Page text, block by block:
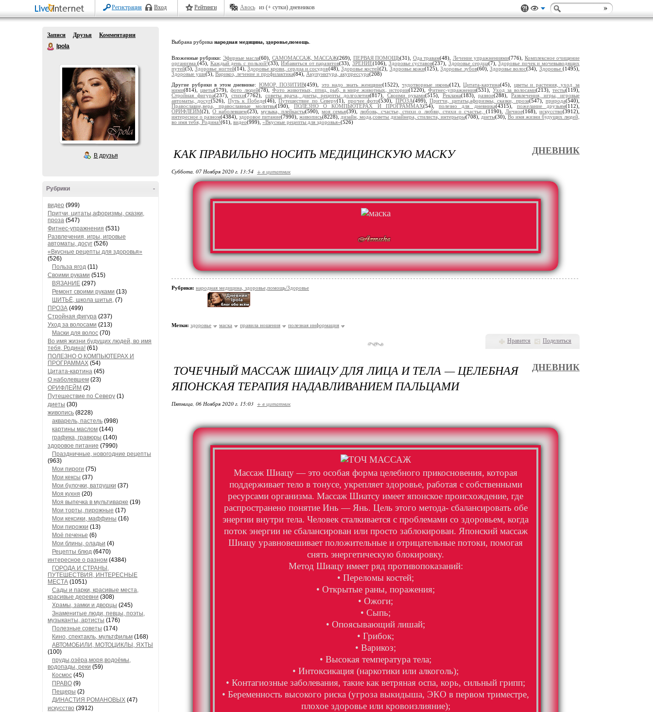
Регистрация Вход Рейтинги Авось из (+ сутки) дневников
Записи Друзья
Комментарии
Ipola
В друзья
-
Рубрики
видео (999)
Притчи, цитаты,афоризмы, сказки,
проза (547)
Фитнес-упражнения (531)
Развлечения, игры, игровые
автоматы, досуг (526)
«Вкусные рецепты для здоровья»
(526)
Польза ягод (11)
Своими руками (515)
ВЯЗАНИЕ (297)
Ремонт своими руками (13)
ШИТЬЁ, школа шитья, (7)
ПРОЗА (499)
Стройная фигура (237)
Уход за волосами (213)
Маски для волос (70)
Во имя жизни будущих людей, во имя
тебя, Родина! (61)
ПОЛЕЗНО О КОМПЬЮТЕРАХ И
ПРОГРАММАХ (54)
Цитата-картина (45)
О наболевшем (23)
ОРИФЛЕЙМ (2)
Путешествие по Северу (1)
диеты (30)
живопись (8228)
акварель, пастель (998)
картины маслом (144)
графика, гравюры (140)
здоровое питание (7990)
Праздничные, новогодние рецепты
(963)
Мои пироги (75)
Мои кексы (37)
Мои булочки, ватрушки (37)
Моя кухня (20)
Моя выпечка в мультиварке (19)
Мои торты, пирожные (17)
Мои кексики, маффины (16)
Мои пирожки (13)
Моё печенье (6)
Мои блины, оладьи (4)
Рецепты блюд (6470)
интересное о разном (4384)
ГОРОДА И СТРАНЫ,
ПУТЕШЕСТВИЯ, ИНТЕРЕСНЫЕ
МЕСТА (1051)
Сады и парки, красивые места,
красивые деревни (308)
Храмы, замки и дворцы (245)
Знаменитые люди, певцы, поэты,
музыканты, артисты (176)
Полезные советы (174)
Кино, спектакль, мультфильм (168)
АВТОМОБИЛИ, МОТОЦИКЛЫ, ЯХТЫ
(100)
пруды,озёра,моря,водоёмы,
водопады, реки (59)
Космос (45)
ПРАВО (9)
Пещеры (2)
ДИНАСТИЯ РОМАНОВЫХ (47)
искусство (3912)
Выбрана рубрика народная медицина, здоровье,помощь
Вложенные рубрики: Эфирные масла(60), САМОМАССАЖ, МАССАЖ(269), ПЕРВАЯ ПОМОЩЬ(31), Ода травам(48), Лечение упражнениями(776), Комплексное очищение
организма. (45), Каждый день с пользой!(33),Избавиться от паразитов(33), ЗРЕНИЕ(106), Здоровье суставов(237), Здоровье сердца(7),Здоровье почек и мочевыводящих
путей(5),Здоровье ногтей(14),Здоровье крови, сердца и сосудов(48), Здоровье костей(2), Здоровье кожи(125),Здоровье зубов(60),Здоровье волос(34), Здоровье(1495),
Здоровые уши(5), Варикоз, лечение и профилактика(84), Акупунктура, акупрессура(208)
Другие рубрики в этом дневнике: ЮМОР, ПОЗИТИВ(459), это надо знать женщине(1522),чудотворные иконы(12),Цитата-картина(45), цветы и растения, уход за
ними(814), цветы(579), фото людей(78), Фото животных, птиц, рыб, в мире животных, истории(1220),Фитнес-упражнения(531),Уход за волосами(213), тесты(119),
Стройная фигура(237),стихи(7762), советы врача, диеты, рецепты долголетия(817), Своими руками(515), Реклама(183),разное(288), Развлечения, игры, игровые
автоматы, досуг(526), Путь к Победе(46),Путешествие по Северу(1), прочее фото(530), ПРОЗА(499),Притчи, цитаты,афоризмы, сказки, проза(547),природа(540),
Православие,вера, православные молитвы(190), ПОЛЕЗНО О КОМПЬЮТЕРАХ И ПРОГРАММАХ(54), полезно для дневника(4315), пожелание друзьям(112),
ОРИФЛЕЙМ(2),О наболевшем(23), музыка, плейкасты(590),моя семья(39), любовь, счастье, стихи о любви, стихи о счастье, (1190), Личное(168),искусство(3912),
интересное о разном(4384),здоровое питание(7990),живопись(8228), дизайн, мода,советы дизайнера, стилиста, интерьеры(708), диеты(30), Во имя жизни будущих людей,
во имя тебя, Родина!(61), видео(999), «Вкусные рецепты для здоровья»(526)
Нравится Поделиться
КАК ПРАВИЛЬНО НОСИТЬ МЕДИЦИНСКУЮ МАСКУ ДНЕВНИК
Суббота, 07 Ноября 2020 г. 13:54 + в цитатник
Рубрики: народная медицина, здоровье,помощь/Здоровье
Метки: здоровье маска правила ношения полезная информация
ТОЧЕЧНЫЙ МАССАЖ ШИАЦУ ДЛЯ ЛИЦА И ТЕЛА — ЦЕЛЕБНАЯ
ЯПОНСКАЯ ТЕРАПИЯ НАДАВЛИВАНИЕМ ПАЛЬЦАМИ
ДНЕВНИК
Пятница, 06 Ноября 2020 г. 15:03 + в цитатник
Массаж Шиацу — это особая форма целебного прикосновения, которая
поддерживает тело в тонусе, укрепляет здоровье, работая с собственными
ресурсами организма. Массаж Шиатсу имеет японское происхождение, где
распространено понятие Инь — Янь. Цель этого метода- сбалансировать обе
энергии внутри тела. Человек сталкивается с проблемами со здоровьем, когда
поток энергии не сбалансирован или просто заблокирован. Японский массаж
Шиацу уравновешивает положительные и отрицательные потоки, помогая
снять энергетическую блокировку.
Метод Шиацу имеет ряд противопоказаний:
• Переломы костей;
• Открытые раны, поражения;
• Ожоги;
• Сыпь;
• Опоясывающий лишай;
• Грибок;
• Варикоз;
• Высокая температура тела;
• Интоксикация (наркотики или алкоголь);
• Контагиозные заболевания, такие как ветряная оспа, корь, сильный грипп;
• Беременность высокого риска (угроза выкидыша, ЭКО в первом триместре,
плохое здоровье или кровоизлияние);